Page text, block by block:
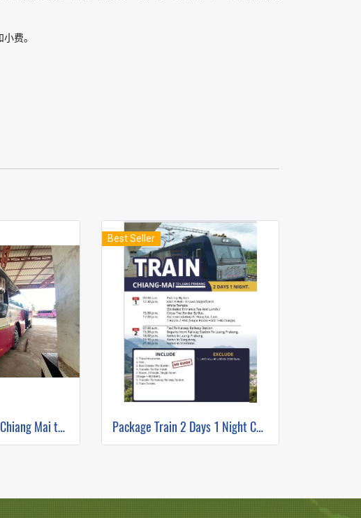
费。
Sleeping Bus from Chiang Mai to Luang Prabang
Best Seller
Package Train 2 Days 1 Night Chiang Mai to Luang Prabang